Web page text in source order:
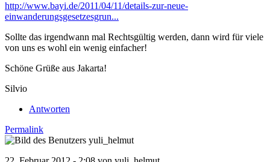
http://www.bayi.de/2011/04/11/details-zur-neue-
einwanderungsgesetzesgrun...
Sollte das irgendwann mal Rechtsgültig werden, dann wird für viele
von uns es wohl ein wenig einfacher!
Schöne Grüße aus Jakarta!
Silvio
Antworten
Permalink